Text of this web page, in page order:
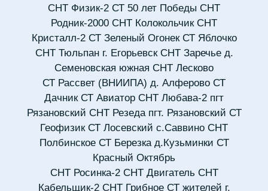
СНТ Физик-2 СТ 50 лет Победы СНТ
Родник-2000 СНТ Колокольчик СНТ
Кристалл-2 СТ Зеленый Огонек СТ Яблочко
СНТ Тюльпан г. Егорьевск СНТ Заречье д.
Семеновская южная СНТ Лесково
СТ Рассвет (ВНИИПА) д. Алферово СТ
Дачник СТ Авиатор СНТ Любава-2 пгт
Рязановский СНТ Резеда пгт. Рязановский СТ
Геофизик СТ Лосевский с.Саввино СНТ
Полбинское СТ Березка д.Кузьминки СТ
Красный Октябрь
СНТ Росинка-2 СНТ Двигатель СНТ
Кабельщик-2 СНТ Грибное СТ жителей г.